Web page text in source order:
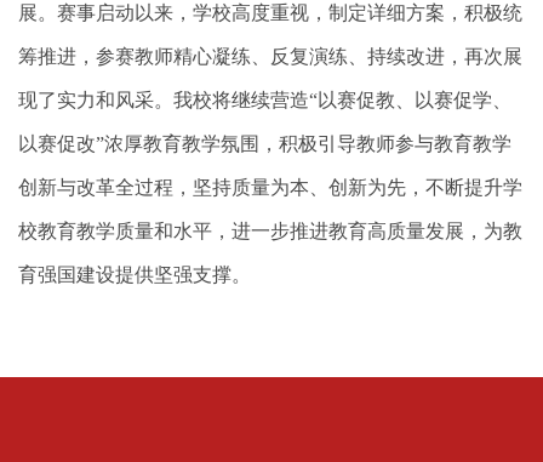
展。赛事启动以来，学校高度重视，制定详细方案，积极统
筹推进，参赛教师精心凝练、反复演练、持续改进，再次展
现了实力和风采。我校将继续营造“以赛促教、以赛促学、
以赛促改”浓厚教育教学氛围，积极引导教师参与教育教学
创新与改革全过程，坚持质量为本、创新为先，不断提升学
校教育教学质量和水平，进一步推进教育高质量发展，为教
育强国建设提供坚强支撑。